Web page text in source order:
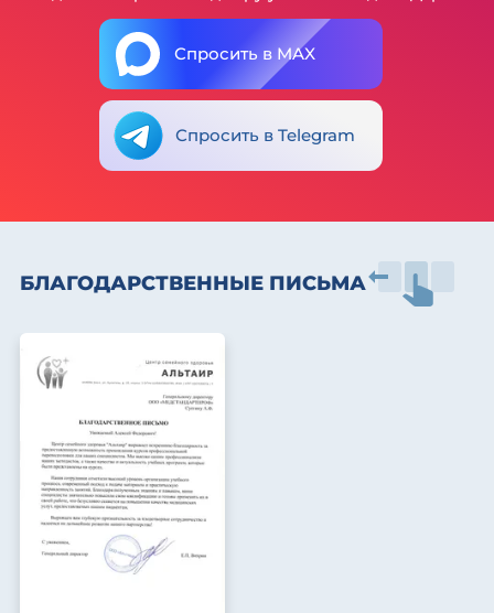
Спросить в MAX
Спросить в Telegram
БЛАГОДАРСТВЕННЫЕ ПИСЬМА